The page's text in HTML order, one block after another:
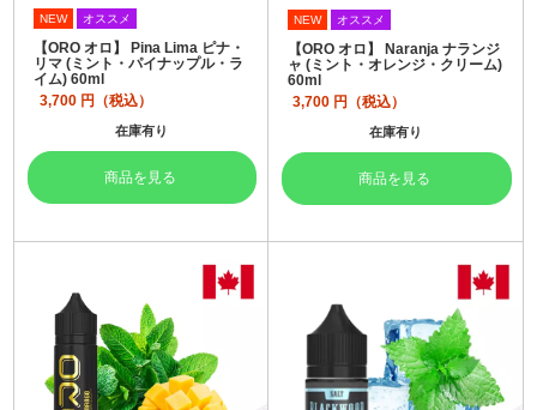
NEW オススメ
【ORO オロ】 Pina Lima ピナ・
リマ (ミント・パイナップル・ラ
イム) 60ml
3,700 円（税込）
在庫有り
商品を見る
NEW オススメ
【ORO オロ】 Naranja ナランジ
ャ (ミント・オレンジ・クリーム)
60ml
3,700 円（税込）
在庫有り
商品を見る